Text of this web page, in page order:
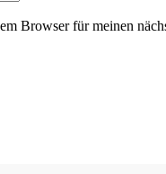
Browser für meinen